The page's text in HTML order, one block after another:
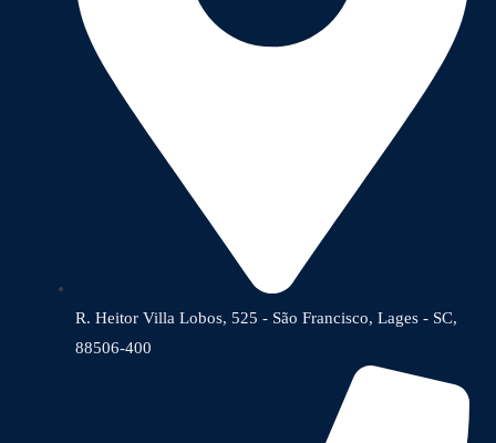
R. Heitor Villa Lobos, 525 - São Francisco, Lages - SC,
88506-400